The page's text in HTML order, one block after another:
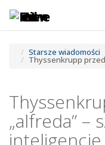
Starsze wiadomości
Thyssenkrupp
„alfreda” –
inteligencję